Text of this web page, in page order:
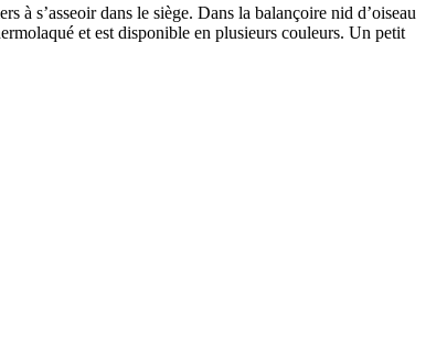
à s’asseoir dans le siège. Dans la balançoire nid d’oiseau
et est disponible en plusieurs couleurs. Un petit